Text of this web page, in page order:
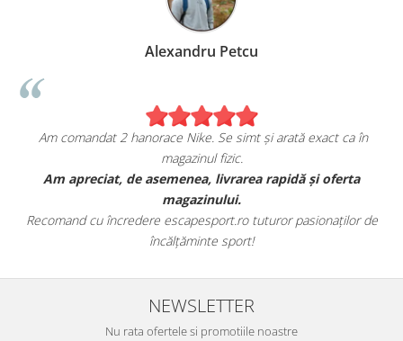
Alexandru Petcu
Am comandat 2 hanorace Nike. Se simt și arată exact ca în
magazinul fizic.
Am apreciat, de asemenea, livrarea rapidă și oferta
magazinului.
Recomand cu încredere escapesport.ro tuturor pasionaților de
încălțăminte sport!
NEWSLETTER
Nu rata ofertele si promotiile noastre